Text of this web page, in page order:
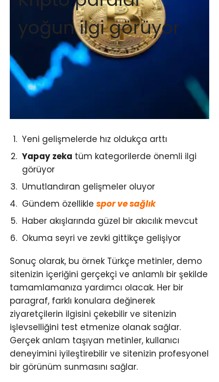
yoğun ilgi görüyor
Yeni gelişmelerde hız oldukça arttı
Yapay zeka tüm kategorilerde önemli ilgi
görüyor
Umutlandıran gelişmeler oluyor
Gündem özellikle spor ve sağlık
Haber akışlarında güzel bir akıcılık mevcut
Okuma seyri ve zevki gittikçe gelişiyor
Sonuç olarak, bu örnek Türkçe metinler, demo
sitenizin içeriğini gerçekçi ve anlamlı bir şekilde
tamamlamanıza yardımcı olacak. Her bir
paragraf, farklı konulara değinerek
ziyaretçilerin ilgisini çekebilir ve sitenizin
işlevselliğini test etmenize olanak sağlar.
Gerçek anlam taşıyan metinler, kullanıcı
deneyimini iyileştirebilir ve sitenizin profesyonel
bir görünüm sunmasını sağlar.